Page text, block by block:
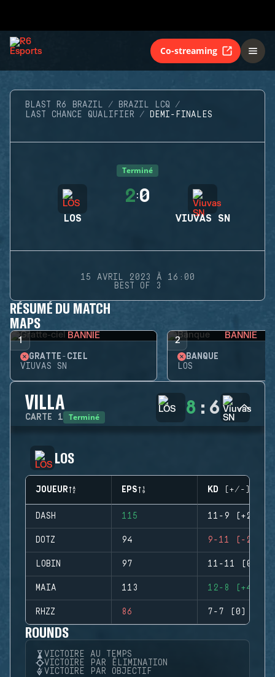
Co-streaming
BLAST R6 BRAZIL
BRAZIL LCQ
LAST CHANCE QUALIFIER
DEMI-FINALES
Terminé
LOS
2:0
VIUVAS SN
15 AVRIL 2023 À 16:00
BEST OF 3
RÉSUMÉ DU MATCH
MAPS
1 BANNIE
GRATTE-CIEL
VIUVAS SN
2 BANNIE
BANQUE
LOS
VILLA
CARTE 1 Terminé 8 : 6
LOS
JOUEUR EPS KD (+/-)
DASH 115 11-9 (+2)
DOTZ 94 9-11 (-2)
LOBIN 97 11-11 (0)
MAIA 113 12-8 (+4)
RHZZ 86 7-7 (0)
ROUNDS
VICTOIRE AU TEMPS
VICTOIRE PAR ÉLIMINATION
VICTOIRE PAR OBJECTIF